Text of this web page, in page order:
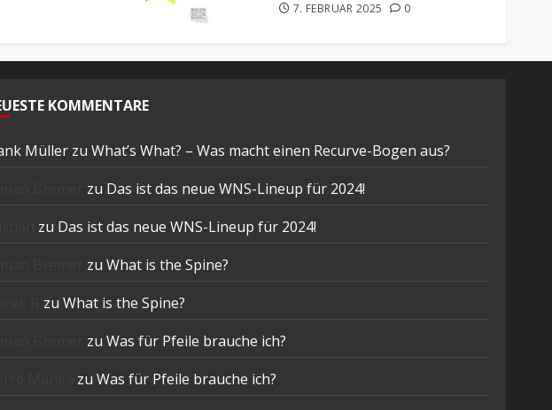
7. FEBRUAR 2025 0
KOMMENTARE
Müller zu What’s What? – Was macht einen Recurve-Bogen aus?
zu Das ist das neue WNS-Lineup für 2024!
zu Das ist das neue WNS-Lineup für 2024!
zu What is the Spine?
zu What is the Spine?
zu Was für Pfeile brauche ich?
zu Was für Pfeile brauche ich?